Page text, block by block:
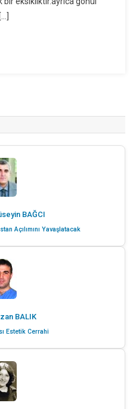
BAĞCI
Açılımını Yavaşlatacak
BALIK
Estetik Cerrahi